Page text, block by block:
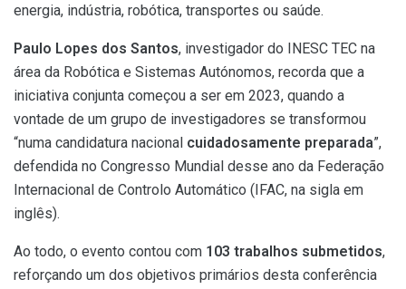
energia, indústria, robótica, transportes ou saúde.
Paulo Lopes dos Santos, investigador do INESC TEC na
área da Robótica e Sistemas Autónomos, recorda que a
iniciativa conjunta começou a ser em 2023, quando a
vontade de um grupo de investigadores se transformou
“numa candidatura nacional cuidadosamente preparada”,
defendida no Congresso Mundial desse ano da Federação
Internacional de Controlo Automático (IFAC, na sigla em
inglês).
Ao todo, o evento contou com 103 trabalhos submetidos,
reforçando um dos objetivos primários desta conferência